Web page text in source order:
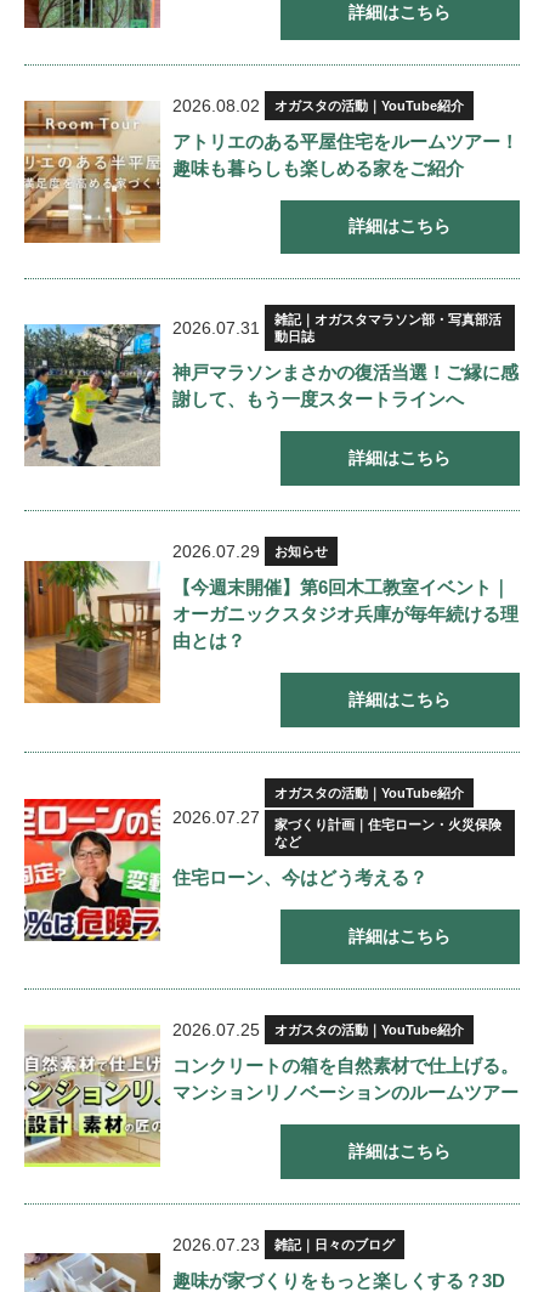
詳細はこちら
2026.08.02 オガスタの活動｜YouTube紹介
アトリエのある平屋住宅をルームツアー！
趣味も暮らしも楽しめる家をご紹介
詳細はこちら
2026.07.31
雑記｜オガスタマラソン部・写真部活
動日誌
神戸マラソンまさかの復活当選！ご縁に感
謝して、もう一度スタートラインへ
詳細はこちら
2026.07.29 お知らせ
【今週末開催】第6回木工教室イベント｜
オーガニックスタジオ兵庫が毎年続ける理
由とは？
詳細はこちら
2026.07.27
オガスタの活動｜YouTube紹介
家づくり計画｜住宅ローン・火災保険
など
住宅ローン、今はどう考える？
詳細はこちら
2026.07.25 オガスタの活動｜YouTube紹介
コンクリートの箱を自然素材で仕上げる。
マンションリノベーションのルームツアー
詳細はこちら
2026.07.23 雑記｜日々のブログ
趣味が家づくりをもっと楽しくする？3D